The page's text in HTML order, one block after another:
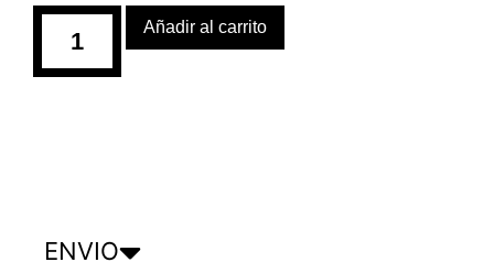
Añadir al carrito
ENVIO